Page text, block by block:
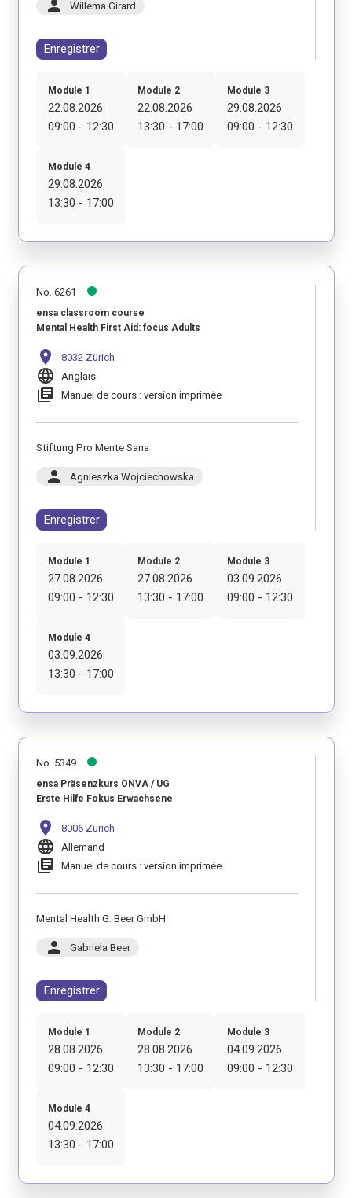
person Willema Girard
Enregistrer
Module 1
22.08.2026
09:00 - 12:30
Module 2
22.08.2026
13:30 - 17:00
Module 3
29.08.2026
09:00 - 12:30
Module 4
29.08.2026
13:30 - 17:00
No. 6261
ensa classroom course
Mental Health First Aid: focus Adults
location_on 8032 Zürich
language Anglais
library_books Manuel de cours : version imprimée
Stiftung Pro Mente Sana
person Agnieszka Wojciechowska
Enregistrer
Module 1
27.08.2026
09:00 - 12:30
Module 2
27.08.2026
13:30 - 17:00
Module 3
03.09.2026
09:00 - 12:30
Module 4
03.09.2026
13:30 - 17:00
No. 5349
ensa Präsenzkurs ONVA / UG
Erste Hilfe Fokus Erwachsene
location_on 8006 Zürich
language Allemand
library_books Manuel de cours : version imprimée
Mental Health G. Beer GmbH
person Gabriela Beer
Enregistrer
Module 1
28.08.2026
09:00 - 12:30
Module 2
28.08.2026
13:30 - 17:00
Module 3
04.09.2026
09:00 - 12:30
Module 4
04.09.2026
13:30 - 17:00